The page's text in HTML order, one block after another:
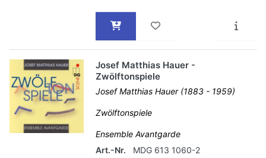
Josef Matthias Hauer -
Zwölftonspiele
Josef Matthias Hauer (1883 - 1959)
Zwölftonspiele
Ensemble Avantgarde
Art.-Nr.
MDG 613 1060-2